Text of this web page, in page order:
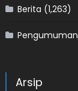
Berita (1,263)
Pengumuman
Arsip